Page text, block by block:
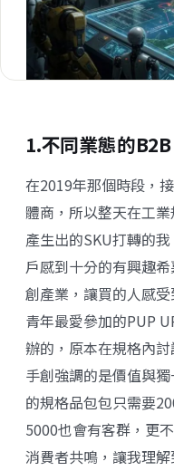
1.不同業態的B2B
在2019年那個時段，
體商，所以整天在工
產生出的SKU打轉的
戶感到十分的有興趣
創產業，讓買的人感
青年最愛參加的PUP
辦的，原本在規格內
手創強調的是價值與
的規格品包包只需要
5000也會有客群，更
消費者共鳴，讓我理